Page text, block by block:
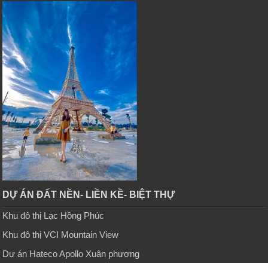
DỰ ÁN ĐẤT NỀN- LIỀN KỀ- BIỆT THỰ
Khu đô thị Lạc Hồng Phúc
Khu đô thị VCI Mountain View
Dự án Hateco Apollo Xuân phương